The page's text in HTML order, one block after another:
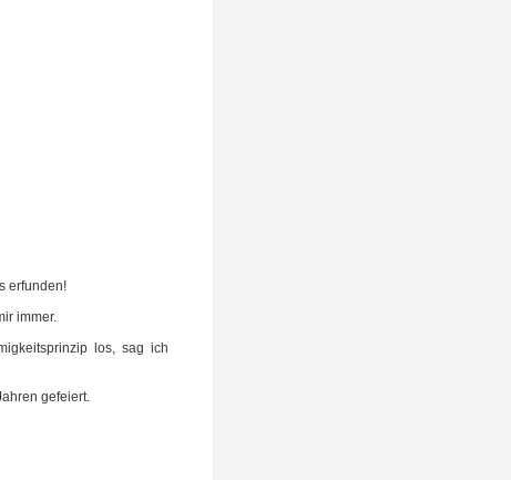
erfunden!
immer.
los, sag ich
gefeiert.